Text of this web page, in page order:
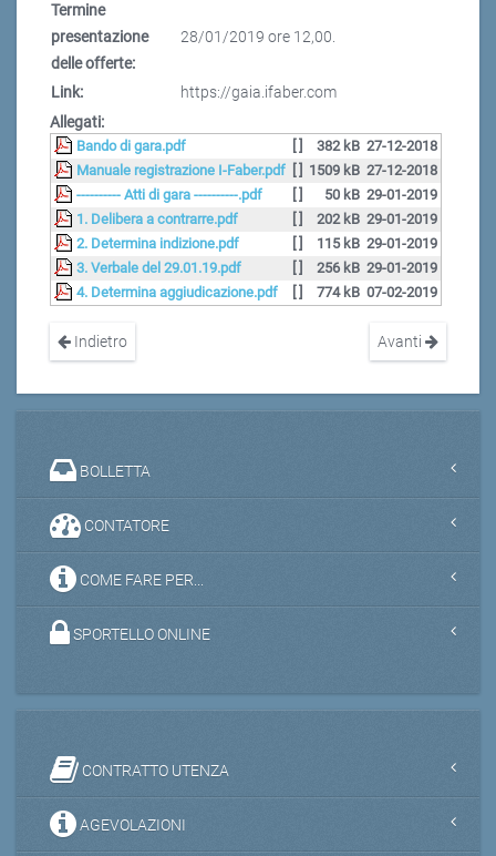
Termine
presentazione
delle offerte:
28/01/2019 ore 12,00.
Link:
https://gaia.ifaber.com
Allegati:
Bando di gara.pdf 382 kB 27-12-2018
Manuale registrazione I-Faber.pdf
1509 kB 27-12-2018
---------- Atti di gara ----------.pdf
50 kB 29-01-2019
1. Delibera a contrarre.pdf
202 kB 29-01-2019
2. Determina indizione.pdf
115 kB 29-01-2019
3. Verbale del 29.01.19.pdf
256 kB 29-01-2019
4. Determina aggiudicazione.pdf
774 kB 07-02-2019
Indietro Avanti
BOLLETTA
CONTATORE
COME FARE PER...
SPORTELLO ONLINE
CONTRATTO UTENZA
AGEVOLAZIONI